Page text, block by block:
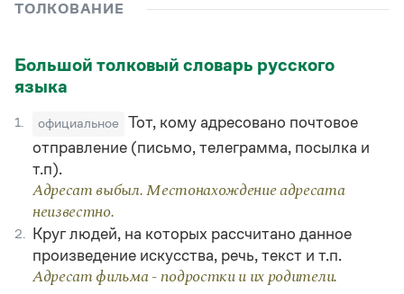
Словари русского языка как государственного
Справочники
Правила русской орфографии и пунктуации
Русский язык. Краткий теоретический курс
для школьников
Письмовник
Справочник по пунктуации
Словарь-справочник трудностей
Справочник по фразеологии
Азбучные истины
Словарь-справочник непростые слова
Все справочники портала
Управление в русском языке
Правила русской орфографии и пунктуации
ТОЛКОВАНИЕ
Большой толковый словарь русского
языка
1. официальное
Тот, кому адресовано почтовое
отправление (письмо, телеграмма, посылка и
т.п).
Адресат выбыл. Местонахождение адресата
неизвестно.
2.
Круг людей, на которых рассчитано данное
произведение искусства, речь, текст и т.п.
Адресат фильма - подростки и их родители.